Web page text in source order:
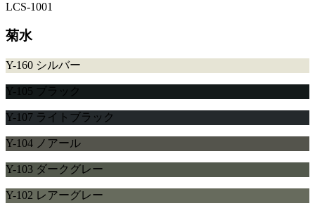
LCS-1001
菊水
Y-160 シルバー
Y-105 ブラック
Y-107 ライトブラック
Y-104 ノアール
Y-103 ダークグレー
Y-102 レアーグレー